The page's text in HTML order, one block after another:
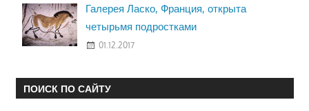
Галерея Ласко, Франция, открыта
четырьмя подростками
01.12.2017
ПОИСК ПО САЙТУ